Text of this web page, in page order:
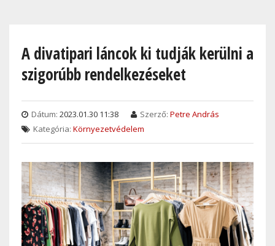
contentA divatipari láncok ki tudják kerülni a
szigorúbb rendelkezéseket
Dátum: 2023.01.30 11:38 Szerző: Petre András
Kategória: Környezetvédelem